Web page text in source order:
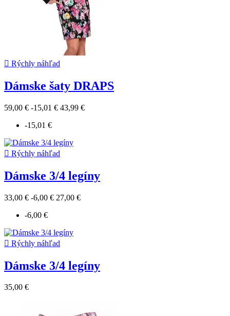
 Rýchly náhľad
Dámske šaty DRAPS
59,00 € -15,01 € 43,99 €
-15,01 €
 Rýchly náhľad
Dámske 3/4 legíny
33,00 € -6,00 € 27,00 €
-6,00 €
 Rýchly náhľad
Dámske 3/4 legíny
35,00 €